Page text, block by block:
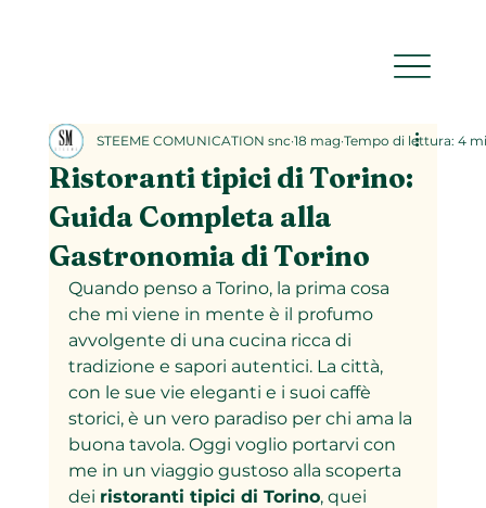
Ristoranti tipici di Torino:
Guida Completa alla
Gastronomia di Torino
STEEME COMUNICATION snc 18 mag Tempo di lettura: 4
Quando penso a Torino, la prima cosa
che mi viene in mente è il profumo
avvolgente di una cucina ricca di
tradizione e sapori autentici. La città,
con le sue vie eleganti e i suoi caffè
storici, è un vero paradiso per chi ama la
buona tavola. Oggi voglio portarvi con
me in un viaggio gustoso alla scoperta
dei ristoranti tipici di Torino, quei